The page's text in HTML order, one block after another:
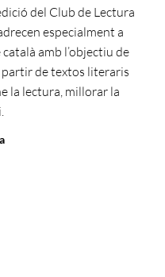
del Club de Lectura
especialment a
amb l’objectiu de
de textos literaris
la lectura, millorar la